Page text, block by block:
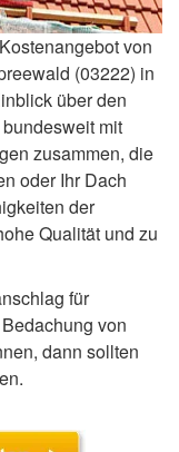
von
(03222) in
über den
mit
zusammen, die
oder Ihr Dach
der
Qualität und zu
für
von
dann sollten